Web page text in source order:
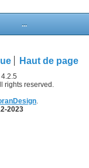
...
Haut de page
rights reserved.
2023